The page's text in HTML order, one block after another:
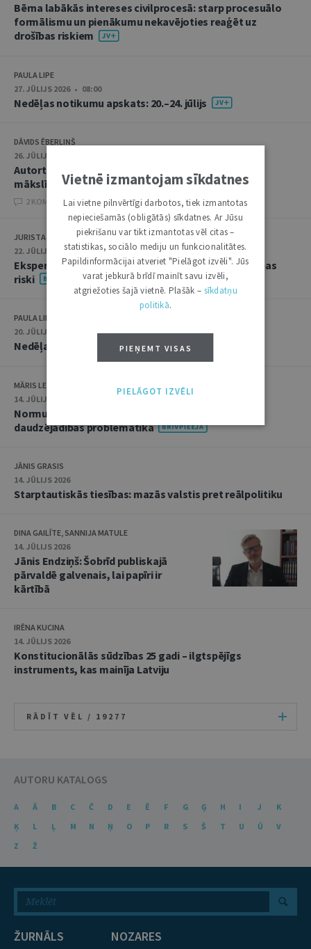
Bērna labākās intereses civilprocesā: starp procesuālo
formālismu un pienākumu nekavējoties reaģēt uz
drošības riskiem
PAULA LIPE
27. JŪLIJS 2026 • 08:00
Nedēļas notikumu apskats: 20.–24. jūlijs
DĀVIDS ĒBERLIŅŠ
26. JŪLIJS 2026 • 08:00
Autortiesību subjekta un objekta juridiskie aspekti
mākslīgā intelekta kontekstā
2 KOMENTĀRI
JURISTA VĀRDS
22. JŪLIJS 2026 • 14:00
Ekspertu saruna jūlijā: krimināltiesības un būvniecības
riski
PAULA LIPE
20. JŪLIJS 2026 • 16:05
Nedēļas notikumu apskats: 13.–17. jūlijs
MĀRIS LEJA
14. JŪLIJS 2026
Normu konkurences un noziedzīgu nodarījumu
daudzējādības problemātika
JĀNIS GRASIS
14. JŪLIJS 2026
Starptautiskās tiesības: mazās valstis pret reālpolitiku
DINA GAILĪTE, SANNIJA MATULE
14. JŪLIJS 2026
Jānis Endziņš: Šobrīd publiskajā
pārvaldē galvenais, lai papīri ir
kārtībā
IRĒNA KUCINA
14. JŪLIJS 2026
Konstitucionālās sūdzības 25 gadi – ilgtspējīgs
instruments, kas mainīja Latviju
RĀDĪT VĒL / 19277
AUTORU KATALOGS
A Ā B C Č D E Ē F G Ģ H I J
K
Ķ
L Ļ M N Ņ O P R S Š T U Ū
V
Z
Ž
ŽURNĀLS NOZARES
Vietnē izmantojam sīkdatnes
Lai vietne pilnvērtīgi darbotos, tiek izmantotas
nepieciešamās (obligātās) sīkdatnes. Ar Jūsu
piekrišanu var tikt izmantotas vēl citas –
statistikas, sociālo mediju un funkcionalitātes.
Papildinformācijai atveriet "Pielāgot izvēli". Jūs
varat jebkurā brīdī mainīt savu izvēli,
atgriežoties šajā vietnē. Plašāk – sīkdatņu
politikā.
PIEŅEMT VISAS
PIELĀGOT IZVĒLI